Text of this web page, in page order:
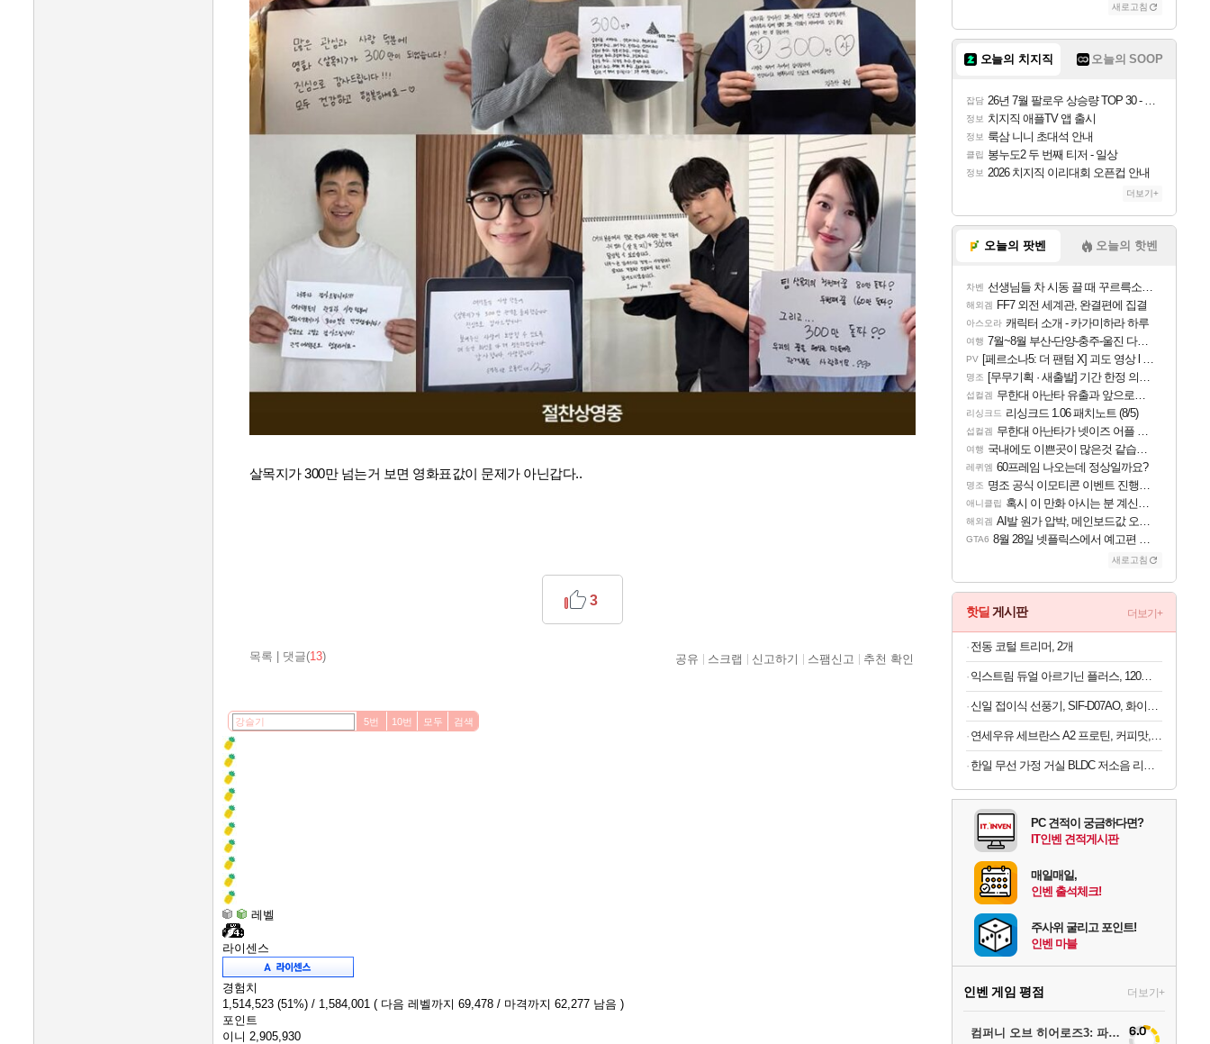
살목지가 300만 넘는거 보면 영화표값이 문제가 아닌갑다..
목록 댓글(13)
3
공유 스크랩 신고하기 스팸신고 추천 확인
5번 10번 모두 검색
레벨
라이센스
경험치
1,514,523 (51%) / 1,584,001 ( 다음 레벨까지 69,478 / 마격까지 62,277 남음 )
포인트
이니 2,905,930
새로고침
오늘의 치지직 오늘의 SOOP
잡담 26년 7월 팔로우 상승량 TOP 30 - 월간 치지직
정보 치지직 애플TV 앱 출시
정보 룩삼 니니 초대석 안내
클립 봉누도2 두 번째 티저 - 일상
정보 2026 치지직 이리대회 오픈컵 안내
더보기+
오늘의 팟벤 오늘의 핫벤
차벤 선생님들 차 시동 끌 때 꾸르륵소리나는데
해외겜 FF7 외전 세계관, 완결편에 집결
아스오라 캐릭터 소개 - 카가미하라 하루
여행 7월~8월 부산-단양-충주-울진 다녀왔어요~
PV [페르소나5: 더 팬텀 X] 괴도 영상 l 타카마키 안·댄싱 스타
명조 [무무기획 · 새출발] 기간 한정 의뢰 이벤트
섭컬겜 무한대 아난타 유출과 앞으로의 예상 (루머)
리싱크드 리싱크드 1.06 패치노트 (8/5)
섭컬겜 무한대 아난타가 넷이즈 어플 달력에 일정 등록
여행 국내에도 이쁜곳이 많은것 같습니다
레퀴엠 60프레임 나오는데 정상일까요?
명조 명조 공식 이모티콘 이벤트 진행해봤습니다! 참여부터 추첨까지????
애니클립 혹시 이 만화 아시는 분 계신가요
해외겜 AI발 원가 압박, 메인보드값 오르나
GTA6 8월 28일 넷플릭스에서 예고편 공개 예정
새로고침
핫딜 게시판 더보기+
전동 코털 트리머, 2개
익스트림 듀얼 아르기닌 플러스, 120정, 1개
신일 접이식 선풍기, SIF-D07AO, 화이트, 1개
연세우유 세브란스 A2 프로틴, 커피맛, 190ml, 16개
한일 무선 가정 거실 BLDC 저소음 리모컨 듀오에어 써큘레이터
PC 견적이 궁금하다면?
IT인벤 견적게시판
매일매일,
인벤 출석체크!
주사위 굴리고 포인트!
인벤 마블
인벤 게임 평점 더보기+
컴퍼니 오브 히어로즈3: 파이널 스탠드 6.0